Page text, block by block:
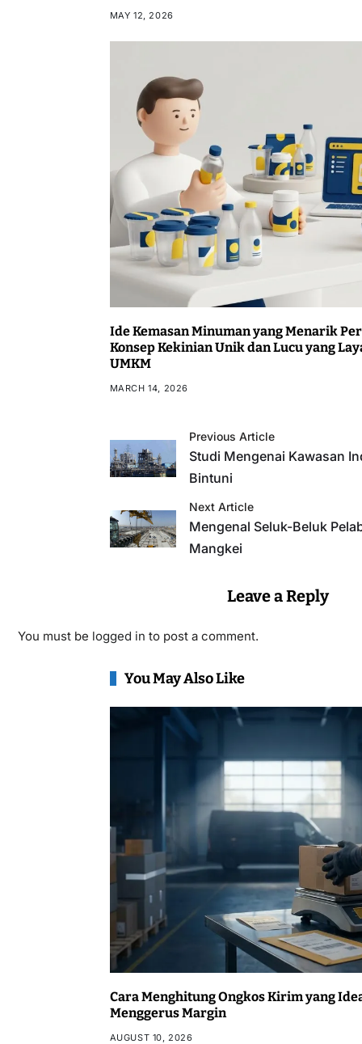
MAY 12, 2026
Ide Kemasan Minuman yang Menarik
Konsep Kekinian Unik dan Lucu yang
UMKM
MARCH 14, 2026
Previous Article
Studi Mengenai Kawasan
Bintuni
Next Article
Mengenal Seluk-Beluk
Mangkei
Leave a Reply
You must be logged in to post a comment.
You May Also Like
Cara Menghitung Ongkos Kirim yang
Menggerus Margin
AUGUST 10, 2026